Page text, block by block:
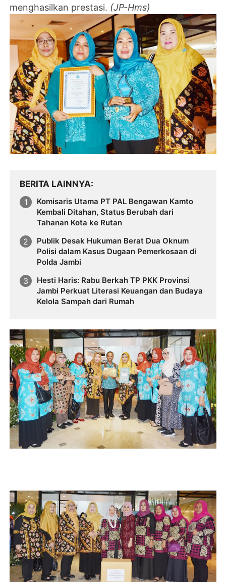
menghasilkan prestasi. (JP-Hms)
BERITA LAINNYA
Komisaris Utama PT PAL Bengawan Kamto
Kembali Ditahan, Status Berubah dari
Tahanan Kota ke Rutan
Publik Desak Hukuman Berat Dua Oknum
Polisi dalam Kasus Dugaan Pemerkosaan di
Polda Jambi
Hesti Haris: Rabu Berkah TP PKK Provinsi
Jambi Perkuat Literasi Keuangan dan Budaya
Kelola Sampah dari Rumah